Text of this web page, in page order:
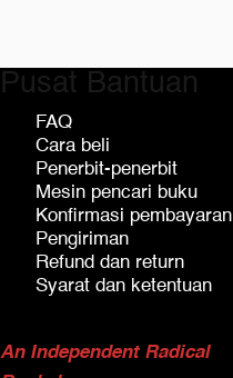
Pusat Bantuan
FAQ
Cara beli
Penerbit-penerbit
Mesin pencari buku
Konfirmasi pembayaran
Pengiriman
Refund dan return
Syarat dan ketentuan
An Independent Radical